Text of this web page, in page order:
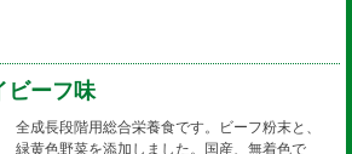
ビーフ味
全成長段階用総合栄養食です。ビーフ粉末と、
緑黄色野菜を添加しました。国産、無着色で